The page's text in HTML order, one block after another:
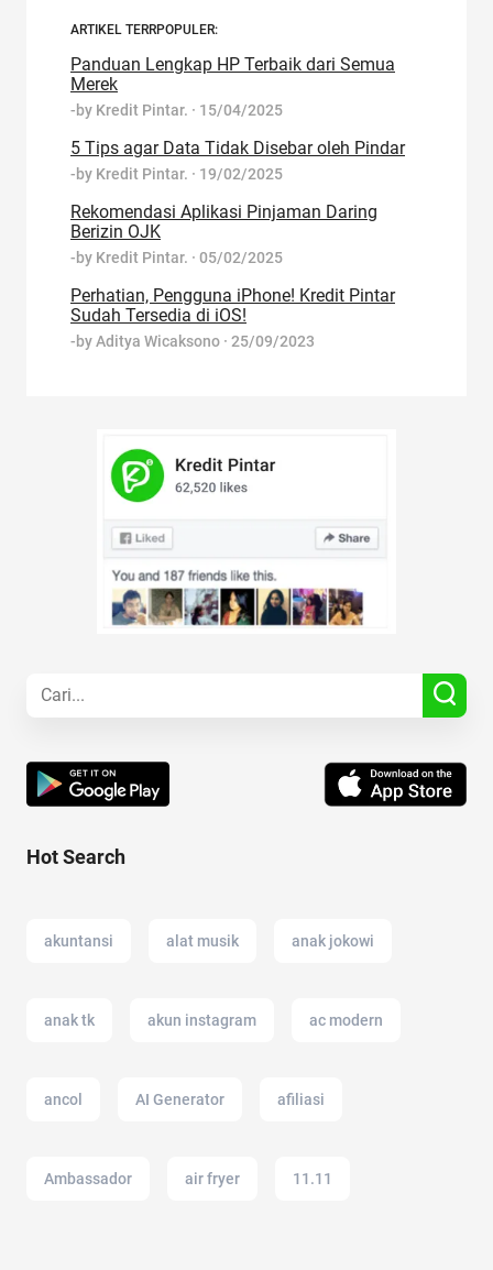
ARTIKEL TERRPOPULER:
Panduan Lengkap HP Terbaik dari Semua
Merek
-by Kredit Pintar. · 15/04/2025
5 Tips agar Data Tidak Disebar oleh Pindar
-by Kredit Pintar. · 19/02/2025
Rekomendasi Aplikasi Pinjaman Daring
Berizin OJK
-by Kredit Pintar. · 05/02/2025
Perhatian, Pengguna iPhone! Kredit Pintar
Sudah Tersedia di iOS!
-byAditya Wicaksono · 25/09/2023
Hot Search
akuntansi alat musik anak jokowi
anak tk akun instagram ac modern
ancol AI Generator afiliasi
Ambassador air fryer 11.11